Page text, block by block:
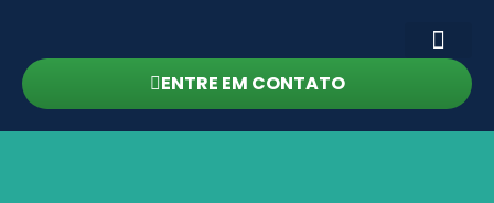
ENTRE EM CONTATO